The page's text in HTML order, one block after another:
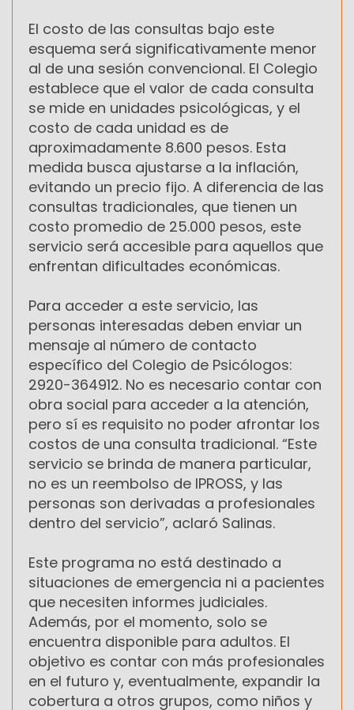
El costo de las consultas bajo este
esquema será significativamente menor
al de una sesión convencional. El Colegio
establece que el valor de cada consulta
se mide en unidades psicológicas, y el
costo de cada unidad es de
aproximadamente 8.600 pesos. Esta
medida busca ajustarse a la inflación,
evitando un precio fijo. A diferencia de las
consultas tradicionales, que tienen un
costo promedio de 25.000 pesos, este
servicio será accesible para aquellos que
enfrentan dificultades económicas.
Para acceder a este servicio, las
personas interesadas deben enviar un
mensaje al número de contacto
específico del Colegio de Psicólogos:
2920-364912. No es necesario contar con
obra social para acceder a la atención,
pero sí es requisito no poder afrontar los
costos de una consulta tradicional. “Este
servicio se brinda de manera particular,
no es un reembolso de IPROSS, y las
personas son derivadas a profesionales
dentro del servicio”, aclaró Salinas.
Este programa no está destinado a
situaciones de emergencia ni a pacientes
que necesiten informes judiciales.
Además, por el momento, solo se
encuentra disponible para adultos. El
objetivo es contar con más profesionales
en el futuro y, eventualmente, expandir la
cobertura a otros grupos, como niños y